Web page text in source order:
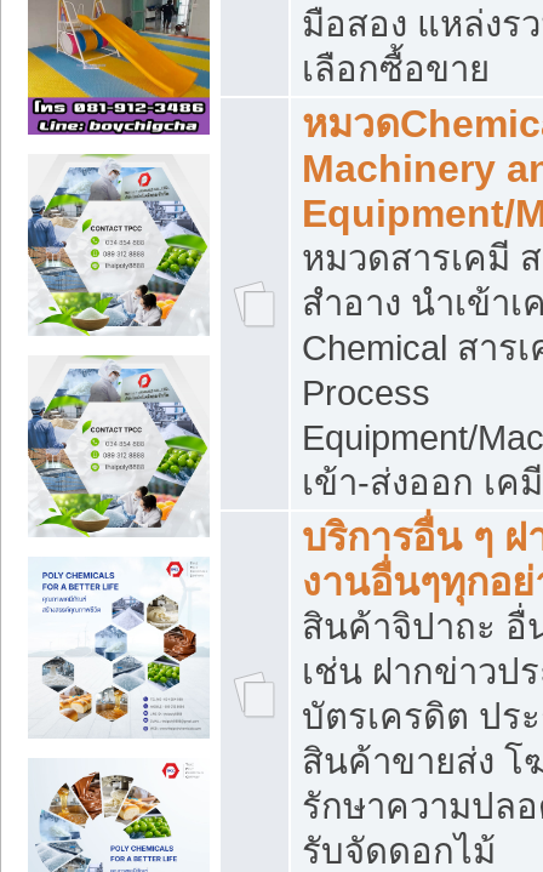
มือสอง แหล่งร
เลือกซื้อขาย
หมวด
Machinery
Equipment/
หมวดสารเคมี
สำอาง นำเข้
Chemical สาร
Process
Equipment/
เข้า-ส่งออก เ
บริการอื่น ๆ
งานอื่นๆทุกอ
สินค้าจิปาถะ อื่
เช่น ฝากข่าวป
บัตรเครดิต ปร
สินค้าขายส่ง
รักษาความปล
รับจัดดอกไม้